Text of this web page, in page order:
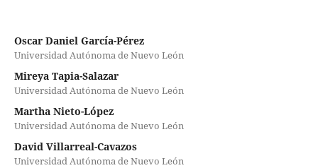
Oscar Daniel García-Pérez
Universidad Autónoma de Nuevo León
Mireya Tapia-Salazar
Universidad Autónoma de Nuevo León
Martha Nieto-López
Universidad Autónoma de Nuevo León
David Villarreal-Cavazos
Universidad Autónoma de Nuevo León